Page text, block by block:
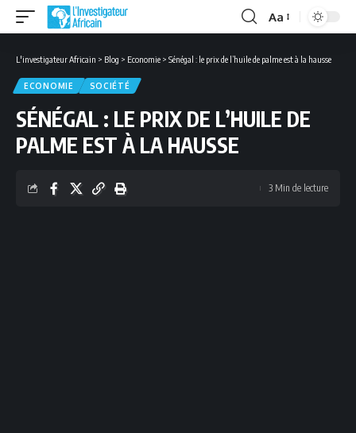
Font
Aa
L'investigateur Africain > Blog > Economie > Sénégal : le prix de l’huile de palme est à la hausse
ECONOMIE SOCIÉTÉ
SÉNÉGAL : LE PRIX DE L’HUILE DE
PALME EST À LA HAUSSE
3 Min de lecture